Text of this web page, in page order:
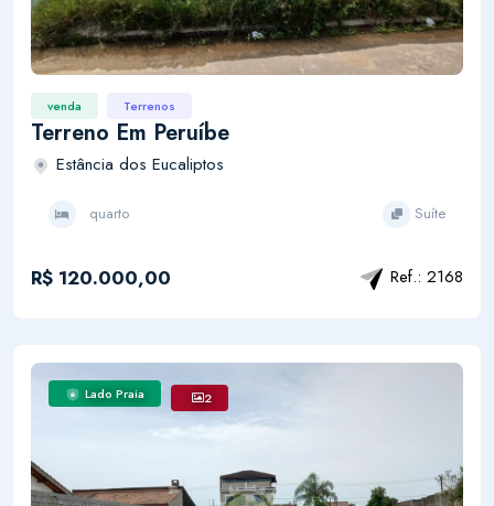
venda Terrenos
Terreno Em Peruíbe
Estância dos Eucaliptos
quarto Suíte
R$ 120.000,00 Ref.: 2168
Lado Praia 2